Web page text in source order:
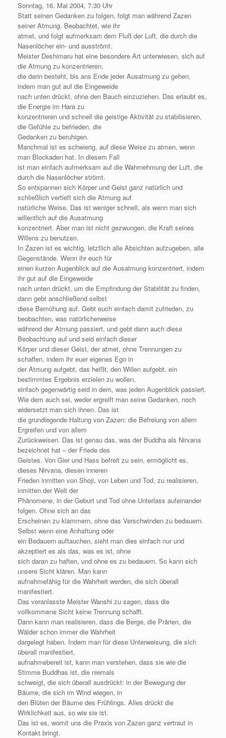
Sonntag, 16. Mai 2004, 7.30 Uhr
Statt seinen Gedanken zu folgen, folgt man während Zazen
seiner Atmung. Beobachtet, wie ihr
atmet, und folgt aufmerksam dem Fluß der Luft, die durch die
Nasenlöcher ein- und ausströmt.
Meister Deshimaru hat eine besondere Art unterwiesen, sich auf
die Atmung zu konzentrieren,
die darin besteht, bis ans Ende jeder Ausatmung zu gehen,
indem man gut auf die Eingeweide
nach unten drückt, ohne den Bauch einzuziehen. Das erlaubt es,
die Energie im Hara zu
konzentrieren und schnell die geistige Aktivität zu stabilisieren,
die Gefühle zu befrieden, die
Gedanken zu beruhigen.
Manchmal ist es schwierig, auf diese Weise zu atmen, wenn
man Blockaden hat. In diesem Fall
ist man einfach aufmerksam auf die Wahrnehmung der Luft, die
durch die Nasenlöcher strömt.
So entspannen sich Körper und Geist ganz natürlich und
schließlich vertieft sich die Atmung auf
natürliche Weise. Das ist weniger schnell, als wenn man sich
willentlich auf die Ausatmung
konzentriert. Aber man ist nicht gezwungen, die Kraft seines
Willens zu benutzen.
In Zazen ist es wichtig, letztlich alle Absichten aufzugeben, alle
Gegenstände. Wenn ihr euch für
einen kurzen Augenblick auf die Ausatmung konzentriert, indem
ihr gut auf die Eingeweide
nach unten drückt, um die Empfindung der Stabilität zu finden,
dann gebt anschließend selbst
diese Bemühung auf. Gebt euch einfach damit zufrieden, zu
beobachten, was natürlicherweise
während der Atmung passiert, und gebt dann auch diese
Beobachtung auf und seid einfach dieser
Körper und dieser Geist, der atmet, ohne Trennungen zu
schaffen, indem ihr euer eigenes Ego in
der Atmung aufgebt, das heißt, den Willen aufgebt, ein
bestimmtes Ergebnis erzielen zu wollen,
einfach gegenwärtig seid in dem, was jeden Augenblick passiert.
Wie dem auch sei, weder ergreift man seine Gedanken, noch
widersetzt man sich ihnen. Das ist
die grundlegende Haltung von Zazen: die Befreiung von allem
Ergreifen und von allem
Zurückweisen. Das ist genau das, was der Buddha als Nirvana
bezeichnet hat – der Friede des
Geistes. Von Gier und Hass befreit zu sein, ermöglicht es,
dieses Nirvana, diesen inneren
Frieden inmitten von Shoji, von Leben und Tod, zu realisieren,
inmitten der Welt der
Phänomene, in der Geburt und Tod ohne Unterlass aufeinander
folgen. Ohne sich an das
Erscheinen zu klammern, ohne das Verschwinden zu bedauern.
Selbst wenn eine Anhaftung oder
ein Bedauern auftauchen, sieht man dies einfach nur und
akzeptiert es als das, was es ist, ohne
sich daran zu haften, und ohne es zu bedauern. So kann sich
unsere Sicht klären. Man kann
aufnahmefähig für die Wahrheit werden, die sich überall
manifestiert.
Das veranlasste Meister Wanshi zu sagen, dass die
vollkommene Sicht keine Trennung schafft.
Dann kann man realisieren, dass die Berge, die Prärien, die
Wälder schon immer die Wahrheit
dargelegt haben. Indem man für diese Unterweisung, die sich
überall manifestiert,
aufnahmebereit ist, kann man verstehen, dass sie wie die
Stimme Buddhas ist, die niemals
schweigt, die sich überall ausdrückt: in der Bewegung der
Bäume, die sich im Wind wiegen, in
den Blüten der Bäume des Frühlings. Alles drückt die
Wirklichkeit aus, so wie sie ist.
Das ist es, womit uns die Praxis von Zazen ganz vertraut in
Kontakt bringt.